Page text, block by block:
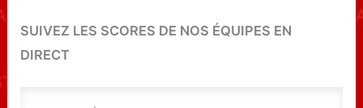
SUIVEZ LES SCORES DE NOS ÉQUIPES EN
DIRECT